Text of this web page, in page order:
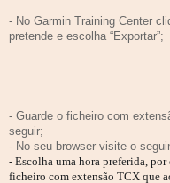
- No Garmin Training Center
pretende e escolha “Exportar”;
- Guarde o ficheiro com
seguir;
- No seu browser visite o
- Escolha uma hora preferida,
ficheiro com extensão TCX que